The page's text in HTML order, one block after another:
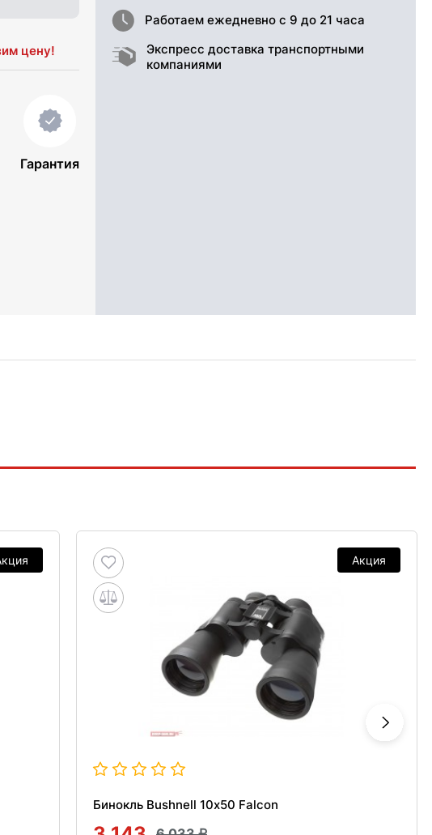
цену!
Гарантия
Работаем ежедневно с 9 до 21 часа
Экспресс доставка транспортными
компаниями
Акция
Бинокль Bushnell 10х50 Falcon